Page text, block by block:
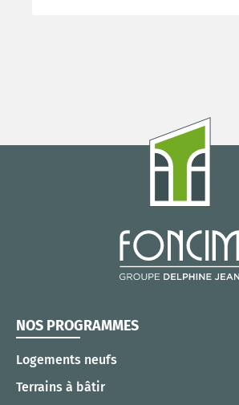
NOS PROGRAMMES
Logements neufs
Terrains à bâtir